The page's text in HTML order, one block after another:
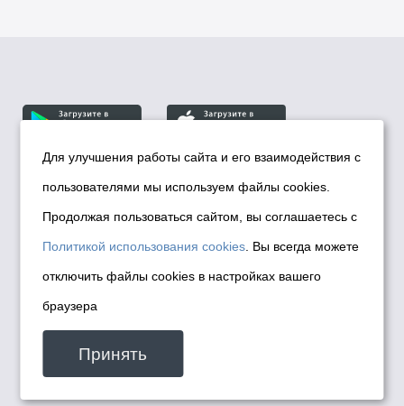
© Департамент информационной политики мэрии
города Новосибирска, 2026
Политика использования Cookies
Политика по обработке персональных
данных в информационных системах
мэрии города Новосибирска
Техническая поддержка сайта -
malinchukvl@mail.ru
Для улучшения работы сайта и его взаимодействия с
пользователями мы используем файлы cookies.
Продолжая пользоваться сайтом, вы соглашаетесь с
Политикой использования cookies . Вы всегда можете
отключить файлы cookies в настройках вашего
браузера
Принять